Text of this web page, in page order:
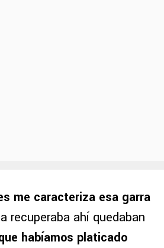
me caracteriza esa garra
recuperaba ahí quedaban
habíamos platicado